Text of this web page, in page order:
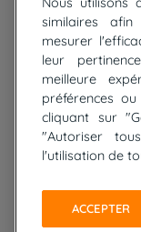
circuits
Tour du lac de
Cyclades : Amorgos et
Randonnée aux
De Collioure à
Découverte des trésors
Rando Réunion en
Trek sur Tenerife
similaires
mesurer
leur
meilleure
préférences
cliquant sur
"Autoriser
l'utilisation de
ACCEPTER